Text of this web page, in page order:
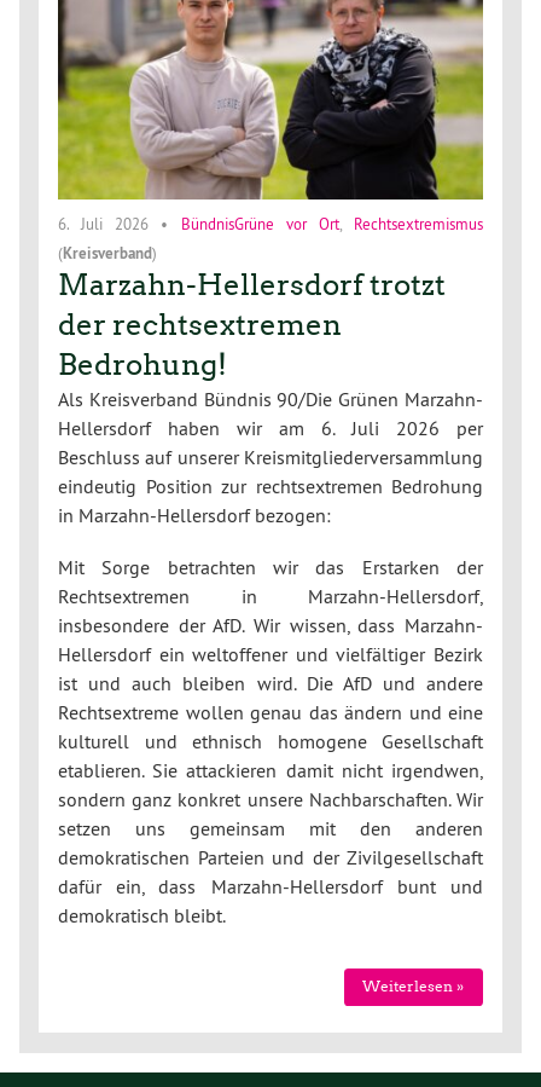
6. Juli 2026 • BündnisGrüne vor Ort, Rechtsextremismus
(Kreisverband)
Marzahn-Hellersdorf trotzt
der rechtsextremen
Bedrohung!
Als Kreisverband Bündnis 90/Die Grünen Marzahn-
Hellersdorf haben wir am 6. Juli 2026 per
Beschluss auf unserer Kreismitgliederversammlung
eindeutig Position zur rechtsextremen Bedrohung
in Marzahn-Hellersdorf bezogen:
Mit Sorge betrachten wir das Erstarken der
Rechtsextremen in Marzahn-Hellersdorf,
insbesondere der AfD. Wir wissen, dass Marzahn-
Hellersdorf ein weltoffener und vielfältiger Bezirk
ist und auch bleiben wird. Die AfD und andere
Rechtsextreme wollen genau das ändern und eine
kulturell und ethnisch homogene Gesellschaft
etablieren. Sie attackieren damit nicht irgendwen,
sondern ganz konkret unsere Nachbarschaften. Wir
setzen uns gemeinsam mit den anderen
demokratischen Parteien und der Zivilgesellschaft
dafür ein, dass Marzahn-Hellersdorf bunt und
demokratisch bleibt.
Weiterlesen »